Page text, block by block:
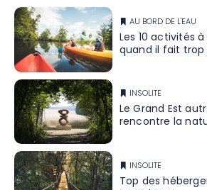
AU BORD DE L'EAU
Les 10 activités
quand il fait trop
INSOLITE
Le Grand Est
rencontre la
INSOLITE
Top des